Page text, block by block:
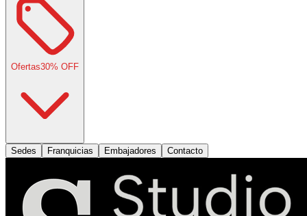
Ofertas30% OFF
Sedes Franquicias Embajadores Contacto